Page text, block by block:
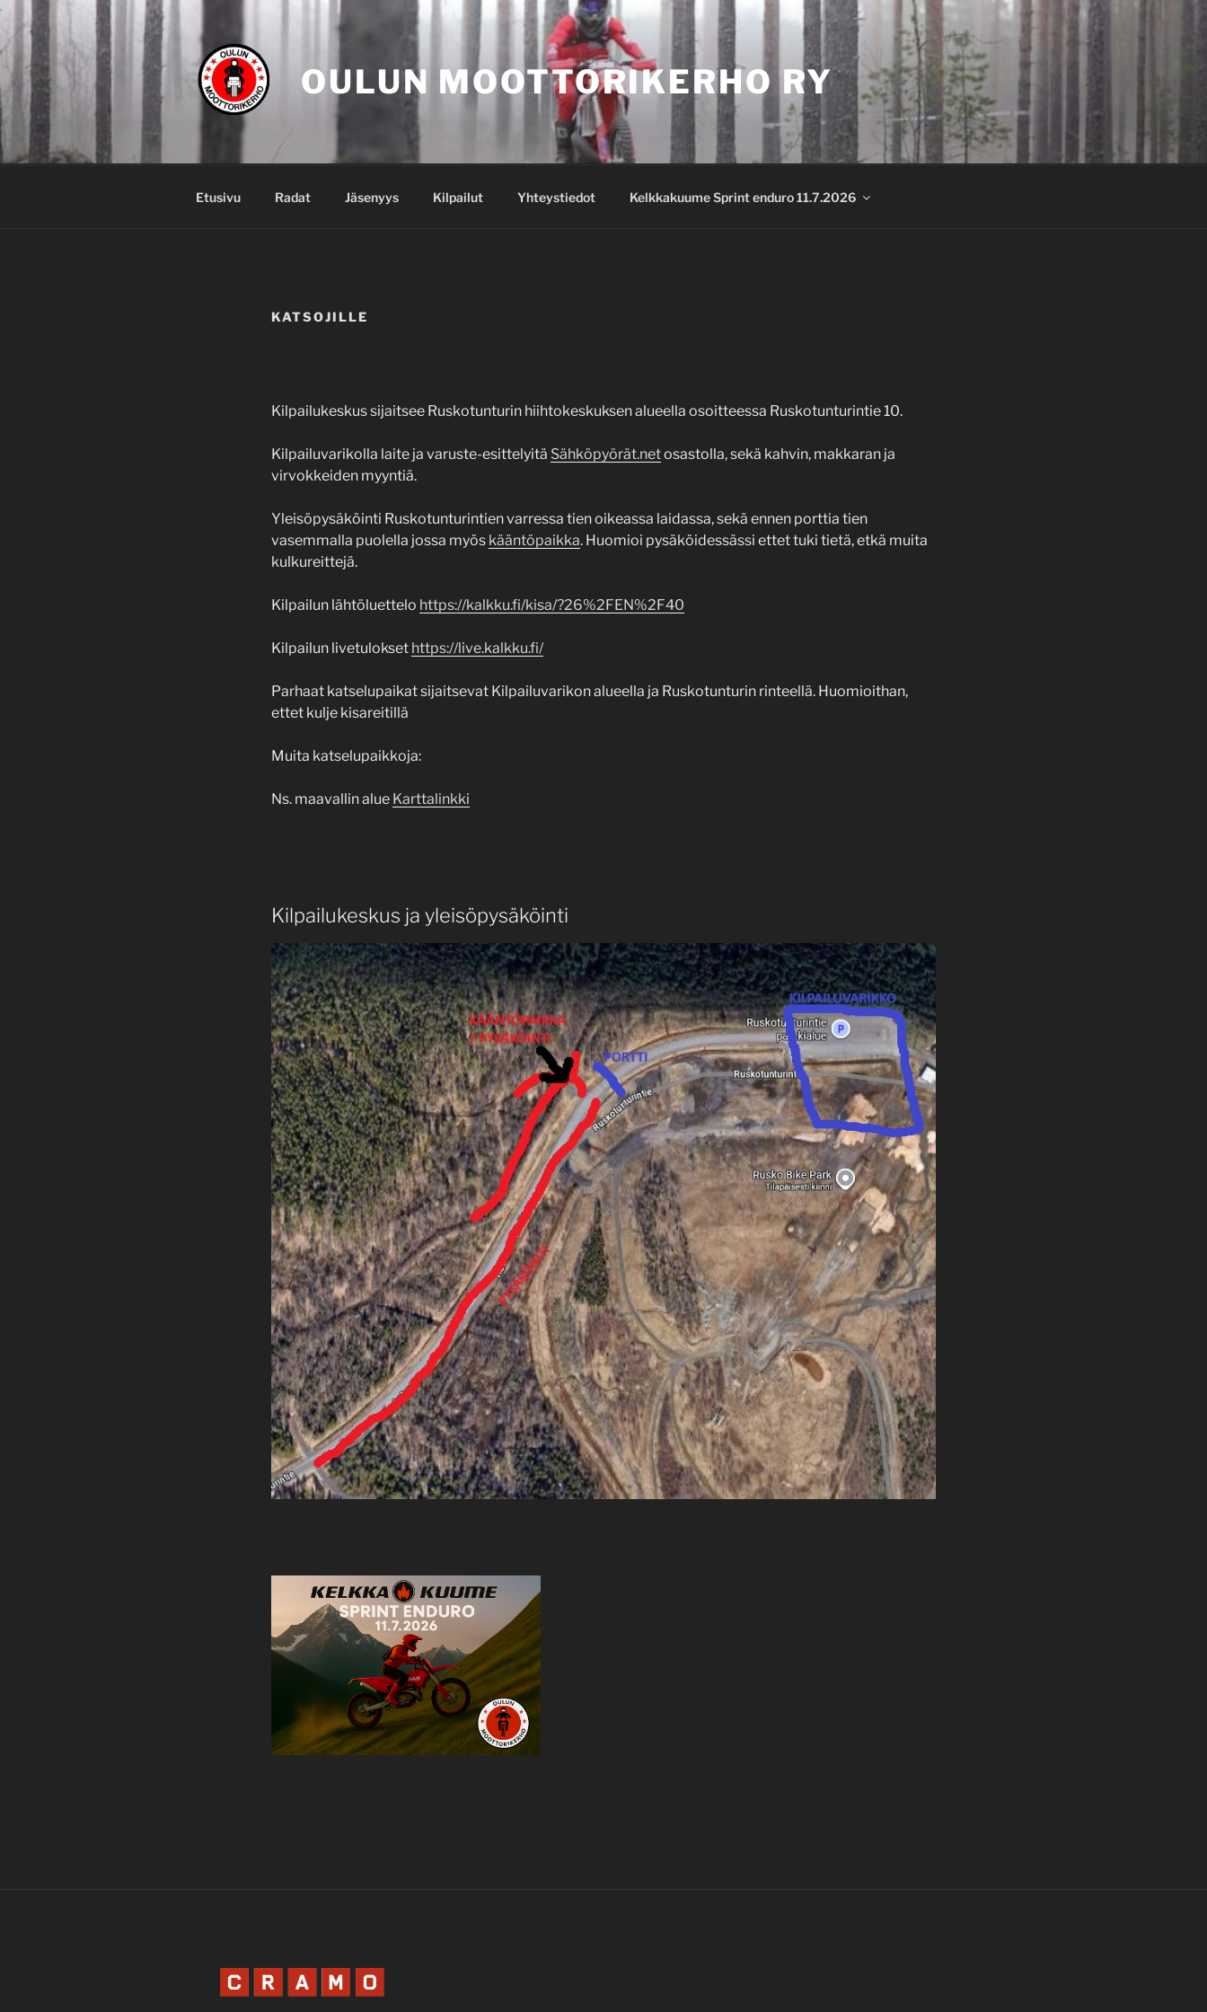
Siirry
sisältöön
OULUN MOOTTORIKERHO RY
Etusivu Radat Jäsenyys Kilpailut Yhteystiedot Kelkkakuume Sprint enduro 11.7.2026
KATSOJILLE
Kilpailukeskus sijaitsee Ruskotunturin hiihtokeskuksen alueella osoitteessa Ruskotunturintie 10.
Kilpailuvarikolla laite ja varuste-esittelyitä Sähköpyörät.netosastolla, sekä kahvin, makkaran ja
virvokkeiden myyntiä.
Yleisöpysäköinti Ruskotunturintien varressa tien oikeassa laidassa, sekä ennen porttia tien
vasemmalla puolella jossa myös kääntöpaikka. Huomioi pysäköidessässi ettet tuki tietä, etkä muita
kulkureittejä.
Kilpailun lähtöluettelo https://kalkku.fi/kisa/?26%2FEN%2F40
Kilpailun livetulokset https://live.kalkku.fi/
Parhaat katselupaikat sijaitsevat Kilpailuvarikon alueella ja Ruskotunturin rinteellä. Huomioithan,
ettet kulje kisareitillä
Muita katselupaikkoja:
Ns. maavallin alue Karttalinkki
Kilpailukeskus ja yleisöpysäköinti